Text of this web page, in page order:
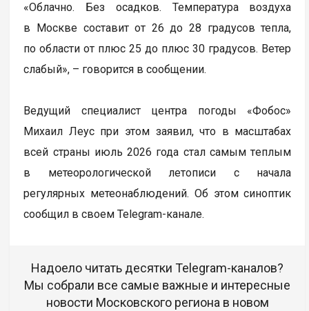
«Облачно. Без осадков. Температура воздуха
в Москве составит от 26 до 28 градусов тепла,
по области от плюс 25 до плюс 30 градусов. Ветер
слабый», – говорится в сообщении.
Ведущий специалист центра погоды «Фобос»
Михаил Леус при этом заявил, что в масштабах
всей страны июль 2026 года стал самым тeплым
в метеорологической летописи с начала
регулярных метеонаблюдений. Об этом синоптик
сообщил в своем Telegram-канале.
Надоело читать десятки Telegram-каналов?
Мы собрали все самые важные и интересные
новости Московского региона в новом